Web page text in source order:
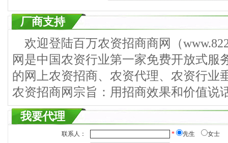
厂商支持
欢迎登陆百万农资招商商网（
网是中国农资行业第一家免费开放式服
的网上农资招商、农资代理、农资行业
农资招商网宗旨：用招商效果和价值说
我要代理
联系人： * 先生
女士